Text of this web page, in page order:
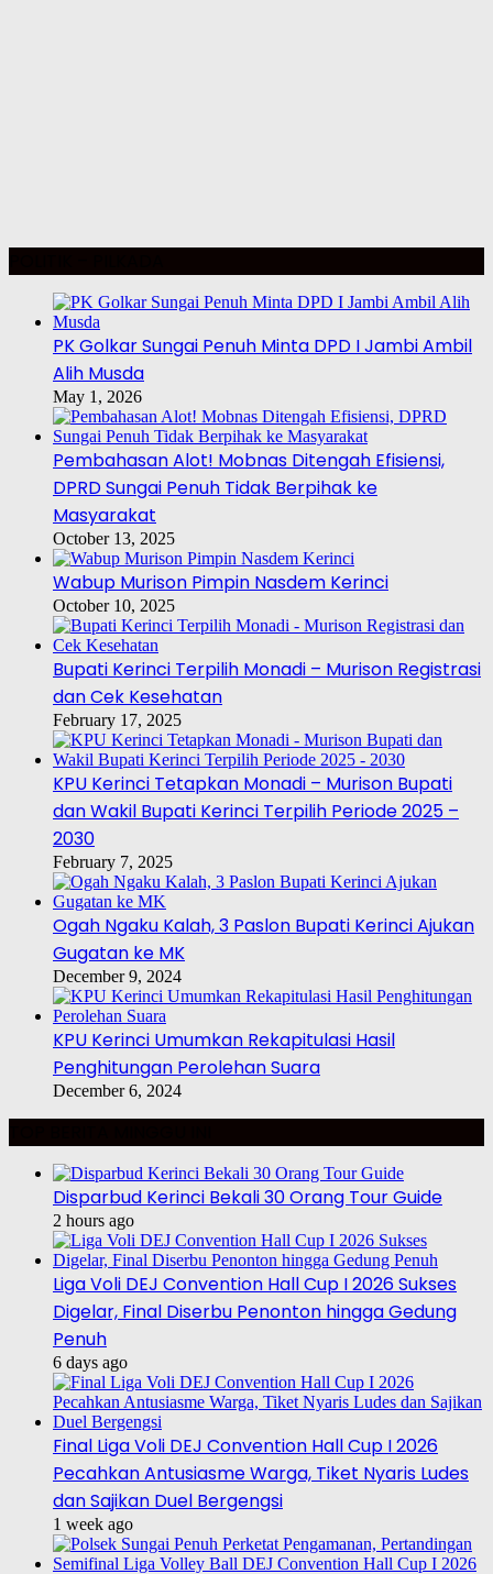
PK Golkar Sungai Penuh Minta DPD I Jambi Ambil
Alih Musda
May 1, 2026
Pembahasan Alot! Mobnas Ditengah Efisiensi,
DPRD Sungai Penuh Tidak Berpihak ke
Masyarakat
October 13, 2025
Wabup Murison Pimpin Nasdem Kerinci
October 10, 2025
Bupati Kerinci Terpilih Monadi – Murison Registrasi
dan Cek Kesehatan
February 17, 2025
KPU Kerinci Tetapkan Monadi – Murison Bupati
dan Wakil Bupati Kerinci Terpilih Periode 2025 –
2030
February 7, 2025
Ogah Ngaku Kalah, 3 Paslon Bupati Kerinci Ajukan
Gugatan ke MK
December 9, 2024
KPU Kerinci Umumkan Rekapitulasi Hasil
Penghitungan Perolehan Suara
December 6, 2024
Disparbud Kerinci Bekali 30 Orang Tour Guide
2 hours ago
Liga Voli DEJ Convention Hall Cup I 2026 Sukses
Digelar, Final Diserbu Penonton hingga Gedung
Penuh
6 days ago
Final Liga Voli DEJ Convention Hall Cup I 2026
Pecahkan Antusiasme Warga, Tiket Nyaris Ludes
dan Sajikan Duel Bergengsi
1 week ago